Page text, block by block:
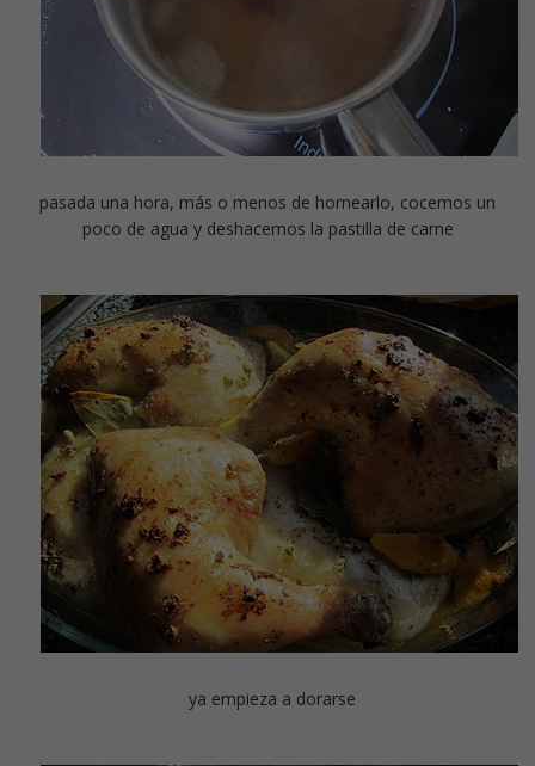
pasada una hora, más o menos de hornearlo, cocemos un
poco de agua y deshacemos la pastilla de carne
ya empieza a dorarse